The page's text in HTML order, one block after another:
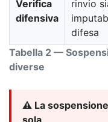
Tabella 2 —
diverse
Verifica
difensiva
rinvio
difesa
⚠️ La
sola